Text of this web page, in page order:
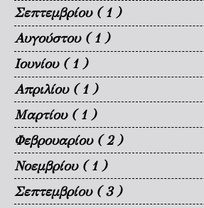
Σεπτεμβρίου ( 1 )
Αυγούστου ( 1 )
Ιουνίου ( 1 )
Απριλίου ( 1 )
Μαρτίου ( 1 )
Φεβρουαρίου ( 2 )
Νοεμβρίου ( 1 )
Σεπτεμβρίου ( 3 )